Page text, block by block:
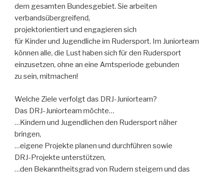
dem gesamten Bundesgebiet. Sie arbeiten
verbandsübergreifend,
projektorientiert und engagieren sich
für Kinder und Jugendliche im Rudersport. Im Juniorteam
können alle, die Lust haben sich für den Rudersport
einzusetzen, ohne an eine Amtsperiode gebunden
zu sein, mitmachen!
Welche Ziele verfolgt das DRJ-Juniorteam?
Das DRJ-Juniorteam möchte…
…Kindern und Jugendlichen den Rudersport näher
bringen,
…eigene Projekte planen und durchführen sowie
DRJ-Projekte unterstützen,
…den Bekanntheitsgrad von Rudern steigern und das